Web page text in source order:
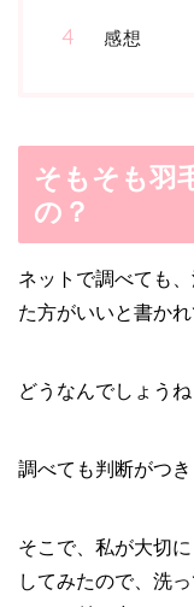
感想
そもそも羽
の？
ネットで調べても
た方がいいと書か
どうなんでしょうね
調べても判断がつき
そこで、私が大切
してみたので、洗